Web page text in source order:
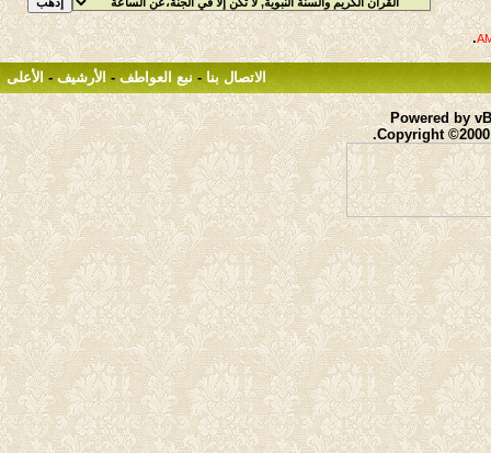
.
الاتصال بنا - نبع العواطف - الأرشيف - الأعلى
Powered by
Copyright